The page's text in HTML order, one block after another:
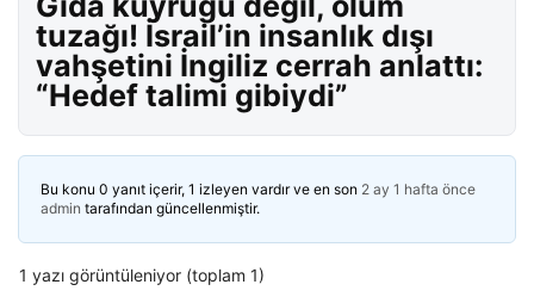
tuzağı! İsrail’in insanlık dışı
vahşetini İngiliz cerrah anlattı:
“Hedef talimi gibiydi”
Bu konu 0 yanıt içerir, 1 izleyen vardır ve en son 2 ay 1 hafta önce
admin tarafından güncellenmiştir.
1 yazı görüntüleniyor (toplam 1)